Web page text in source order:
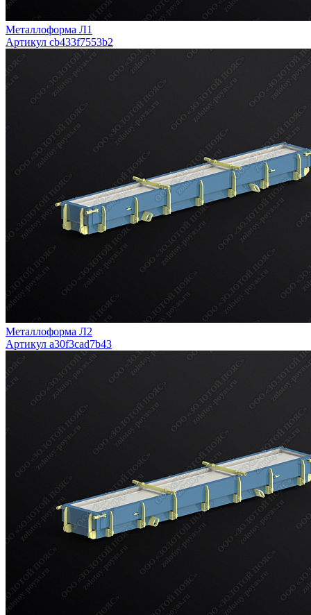
Металлоформа Л1
Артикул cb433f7553b2
Металлоформа Л2
Артикул a30f3cad7b43